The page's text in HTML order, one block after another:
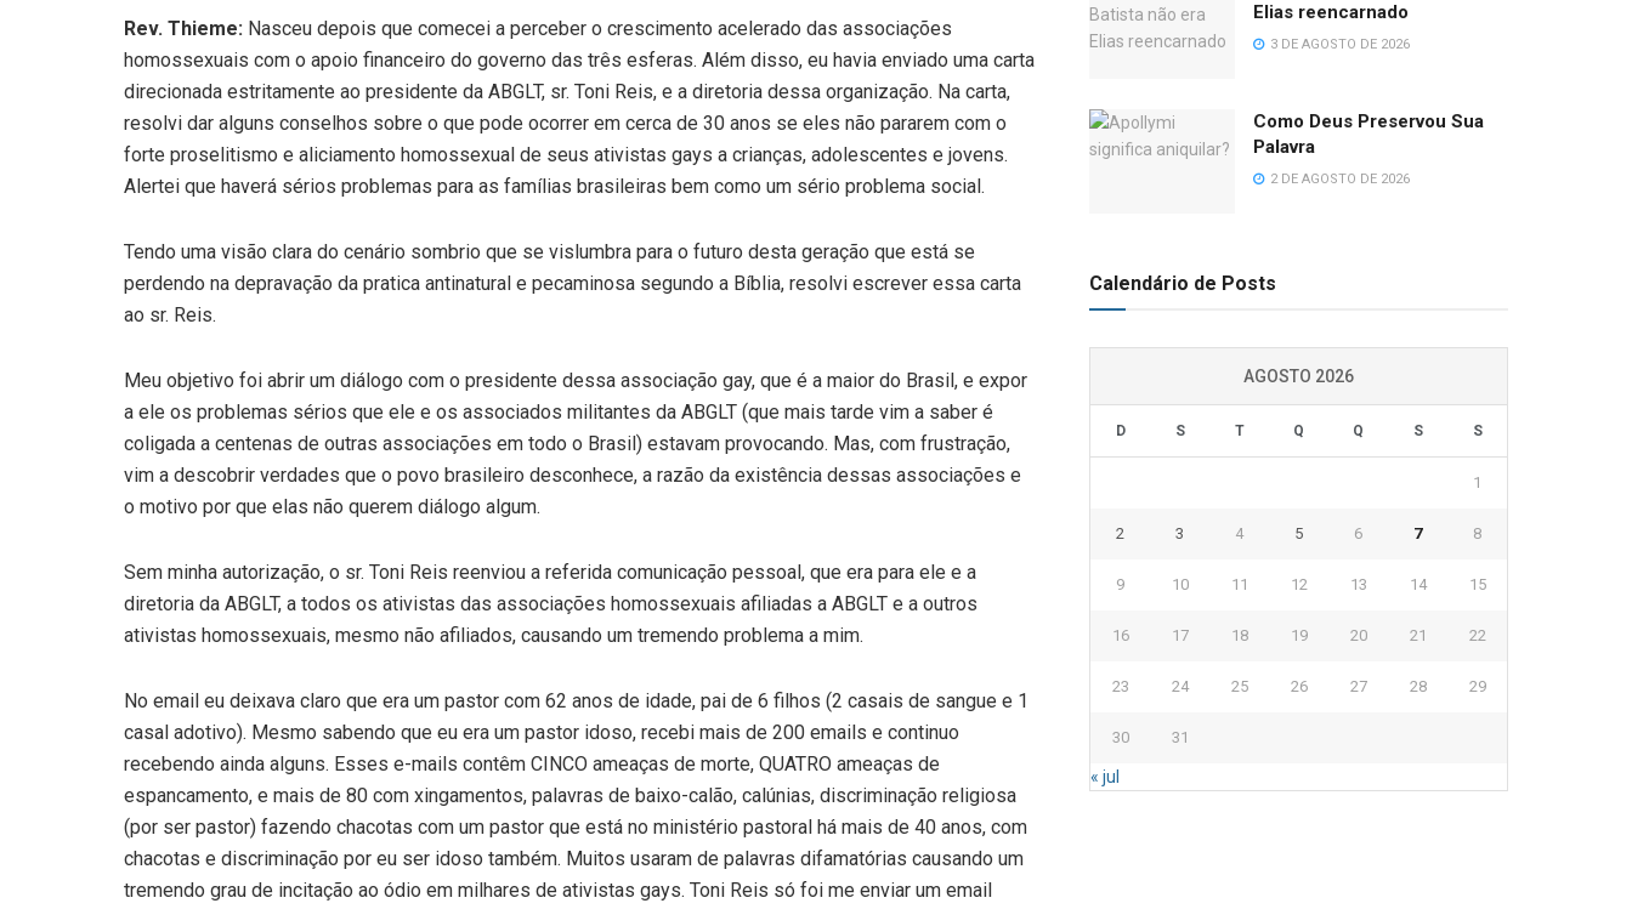
Rev. Thieme: Nasceu depois que comecei a perceber o crescimento acelerado das associações
homossexuais com o apoio financeiro do governo das três esferas. Além disso, eu havia enviado uma carta
direcionada estritamente ao presidente da ABGLT, sr. Toni Reis, e a diretoria dessa organização. Na carta,
resolvi dar alguns conselhos sobre o que pode ocorrer em cerca de 30 anos se eles não pararem com o
forte proselitismo e aliciamento homossexual de seus ativistas gays a crianças, adolescentes e jovens.
Alertei que haverá sérios problemas para as famílias brasileiras bem como um sério problema social.
Tendo uma visão clara do cenário sombrio que se vislumbra para o futuro desta geração que está se
perdendo na depravação da pratica antinatural e pecaminosa segundo a Bíblia, resolvi escrever essa carta
ao sr. Reis.
Meu objetivo foi abrir um diálogo com o presidente dessa associação gay, que é a maior do Brasil, e expor
a ele os problemas sérios que ele e os associados militantes da ABGLT (que mais tarde vim a saber é
coligada a centenas de outras associações em todo o Brasil) estavam provocando. Mas, com frustração,
vim a descobrir verdades que o povo brasileiro desconhece, a razão da existência dessas associações e
o motivo por que elas não querem diálogo algum.
Sem minha autorização, o sr. Toni Reis reenviou a referida comunicação pessoal, que era para ele e a
diretoria da ABGLT, a todos os ativistas das associações homossexuais afiliadas a ABGLT e a outros
ativistas homossexuais, mesmo não afiliados, causando um tremendo problema a mim.
No email eu deixava claro que era um pastor com 62 anos de idade, pai de 6 filhos (2 casais de sangue e 1
casal adotivo). Mesmo sabendo que eu era um pastor idoso, recebi mais de 200 emails e continuo
recebendo ainda alguns. Esses e-mails contêm CINCO ameaças de morte, QUATRO ameaças de
espancamento, e mais de 80 com xingamentos, palavras de baixo-calão, calúnias, discriminação religiosa
(por ser pastor) fazendo chacotas com um pastor que está no ministério pastoral há mais de 40 anos, com
chacotas e discriminação por eu ser idoso também. Muitos usaram de palavras difamatórias causando um
tremendo grau de incitação ao ódio em milhares de ativistas gays. Toni Reis só foi me enviar um email
Elias reencarnado
3 DE AGOSTO DE 2026
Como Deus Preservou Sua
Palavra
2 DE AGOSTO DE 2026
Calendário de Posts
AGOSTO 2026
D S T Q Q S S
1
2 3 4 5 6 7 8
9 10 11 12 13 14 15
16 17 18 19 20 21 22
23 24 25 26 27 28 29
30 31
« jul